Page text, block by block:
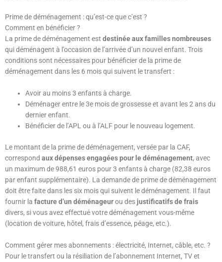
Prime de déménagement : qu’est-ce que c’est ?
Comment en bénéficier ?
La prime de déménagement est destinée aux familles nombreuses
qui déménagent à l’occasion de l’arrivée d’un nouvel enfant. Trois
conditions sont nécessaires pour bénéficier de la prime de
déménagement dans les 6 mois qui suivent le transfert :
Avoir au moins 3 enfants à charge.
Déménager entre le 3e mois de grossesse et avant les 2 ans du
dernier enfant.
Bénéficier de l’APL ou à l’ALF pour le nouveau logement.
Le montant de la prime de déménagement, versée par la CAF,
correspond aux dépenses engagées pour le déménagement, avec
un maximum de 988,61 euros pour 3 enfants à charge (82,38 euros
par enfant supplémentaire). La demande de prime de déménagement
doit être faite dans les six mois qui suivent le déménagement. Il faut
fournir la facture d’un déménageurou des justificatifs de frais
divers, si vous avez effectué votre déménagement vous-même
(location de voiture, hôtel, frais d’essence, péage, etc.).
Comment gérer mes abonnements : électricité, Internet, câble, etc. ?
Pour le transfert ou la résiliation de l’abonnement Internet, TV et